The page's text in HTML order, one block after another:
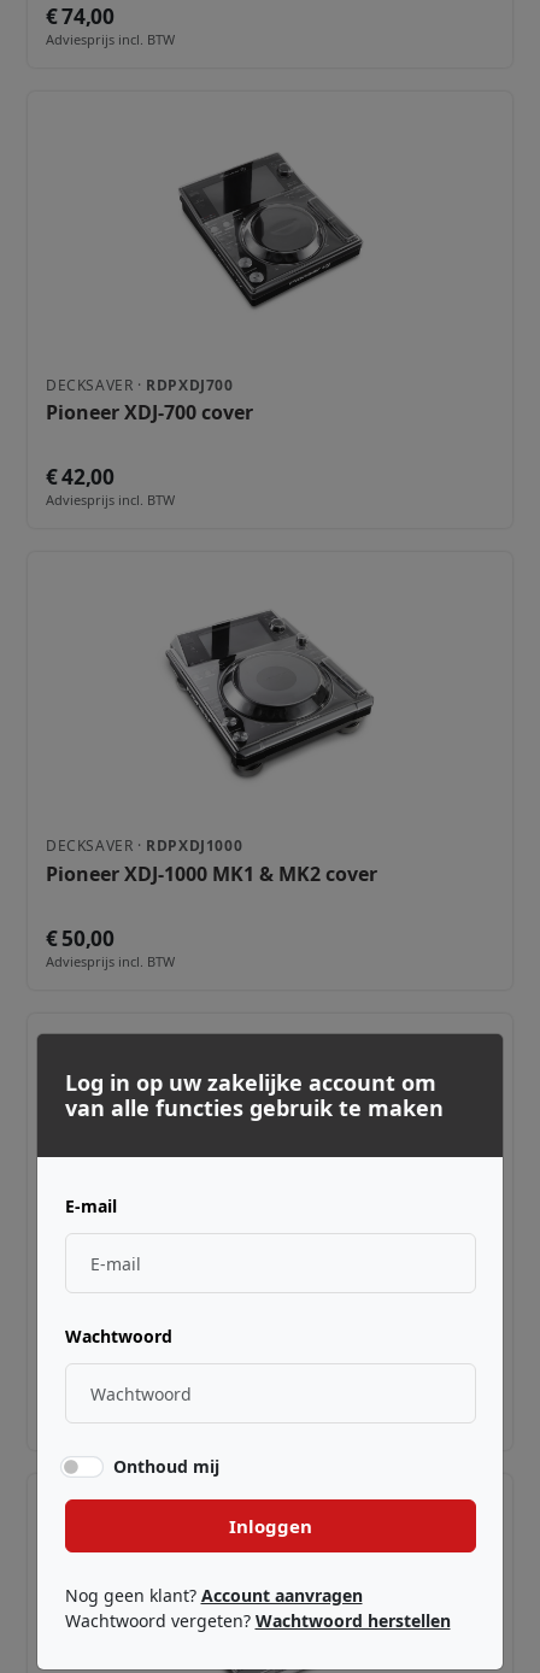
€ 74,00
Adviesprijs incl. BTW
DECKSAVER · RDPXDJ700
Pioneer XDJ-700 cover
€ 42,00
Adviesprijs incl. BTW
DECKSAVER · RDPXDJ1000
Pioneer XDJ-1000 MK1 & MK2 cover
€ 50,00
Adviesprijs incl. BTW
Pioneer CDJ-900NXS
€ 50,00
Adviesprijs incl. BTW
Log in op uw zakelijke account om
van alle functies gebruik te maken
E-mail
Wachtwoord
Onthoud mij
Inloggen
Nog geen klant? Account aanvragen
Wachtwoord vergeten? Wachtwoord herstellen